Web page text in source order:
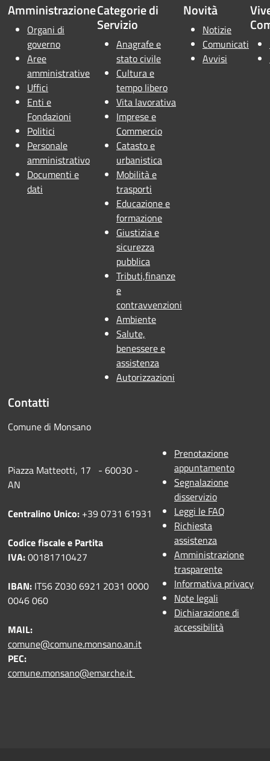
Amministrazione
Organi di
governo
Aree
amministrative
Uffici
Enti e
Fondazioni
Politici
Personale
amministrativo
Documenti e
dati
Categorie di
Servizio
Anagrafe e
stato civile
Cultura e
tempo libero
Vita lavorativa
Imprese e
Commercio
Catasto e
urbanistica
Mobilità e
trasporti
Educazione e
formazione
Giustizia e
sicurezza
pubblica
Tributi,finanze
e
contravvenzioni
Ambiente
Salute,
benessere e
assistenza
Autorizzazioni
Novità
Notizie
Comunicati
Avvisi
Contatti
Comune di Monsano
Piazza Matteotti, 17 - 60030 -
AN
Centralino Unico: +39 0731 61931
Codice fiscale e Partita
IVA:00181710427
IBAN: IT56 Z030 6921 2031 0000
0046 060
MAIL:
comune@comune.monsano.an.it
PEC:
comune.monsano@emarche.it
Prenotazione
appuntamento
Segnalazione
disservizio
Leggi le FAQ
Richiesta
assistenza
Amministrazione
trasparente
Informativa privacy
Note legali
Dichiarazione di
accessibilità